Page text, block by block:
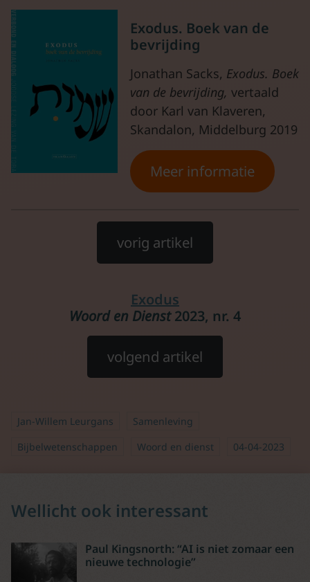
Exodus. Boek van de
bevrijding
Jonathan Sacks, Exodus. Boek
van de bevrijding, vertaald
door Karl van Klaveren,
Skandalon, Middelburg 2019
Meer informatie
vorig artikel
Exodus
Woord en Dienst2023, nr. 4
volgend artikel
Jan-Willem Leurgans
Samenleving
Bijbelwetenschappen
Woord en dienst 04-04-2023
Wellicht ook interessant
Paul Kingsnorth: “AI is niet zomaar een
nieuwe technologie”